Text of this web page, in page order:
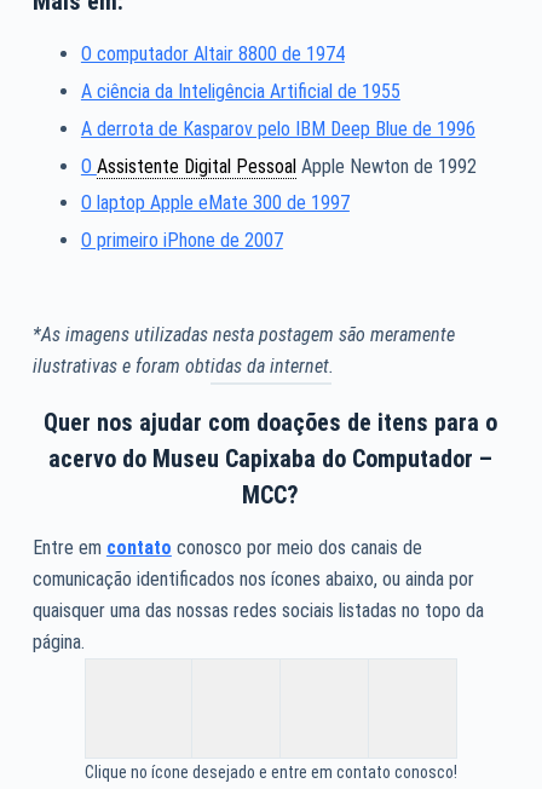
O computador Altair 8800 de 1974
A ciência da Inteligência Artificial de 1955
A derrota de Kasparov pelo IBM Deep Blue de 1996
O Assistente Digital PessoalApple Newton de 1992
O laptop Apple eMate 300 de 1997
O primeiro iPhone de 2007
*As imagens utilizadas nesta postagem são meramente
ilustrativas e foram obtidas da internet.
Quer nos ajudar com doações de itens para o
acervo do Museu Capixaba do Computador –
MCC?
Entre em contato conosco por meio dos canais de
comunicação identificados nos ícones abaixo, ou ainda por
quaisquer uma das nossas redes sociais listadas no topo da
página.
Clique no ícone desejado e entre em contato conosco!